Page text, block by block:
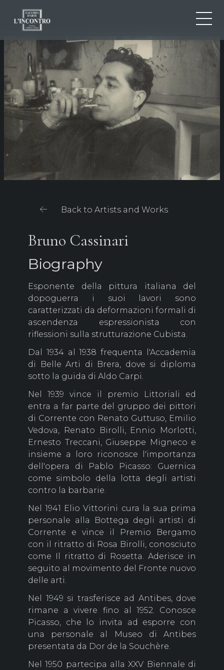
ABOUT US
NEWS AND EVENTS
ARTISTS AND WORKS
EXHIBITIONS
CONTACTS
Back to Artists and Works
Bruno Cassinari
Biography
Esponente della pittura italiana del
dopoguerra i suoi lavori sono
caratterizzati da deformazioni formali di
ascendenza espressionista con
riflessioni sulla strutturazione Cubista.
Dal 1934 al 1938 frequenta l'Accademia
di Belle Arti di Brera, dove si diploma
sotto la guida di Aldo Carpi.
Nel 1939 vince il premio Littoriali ed
entra a far parte del gruppo dei pittori
di Corrente con Renato Guttuso, Emilio
Vedova, Renato Birolli, Ennio Morlotti,
Ernesto Treccani, Giuseppe Migneco e
insieme a loro riconosce l'importanza
dell'opera di Pablo Picasso: Guernica
come simbolo della lotta degli artisti
contro la barbarie.
Nel 1941 Elio Vittorini cura la sua prima
personale alla Bottega degli artisti di
Corrente e vince il Premio Bergamo
con il ritratto di Rosa Birolli, conosciuto
come Il ritratto di Rosetta. Aderisce in
seguito al movimento del Fronte nuovo
delle arti.
Nel 1949 si trasferisce ad Antibes, dove
rimane a vivere fino al 1952. Conosce
Picasso, che lo invita ad esporre con
una personale al Museo di Antibes
presentata da Dor de la Souchère.
Nel 1950 partecipa alla XXV Biennale di